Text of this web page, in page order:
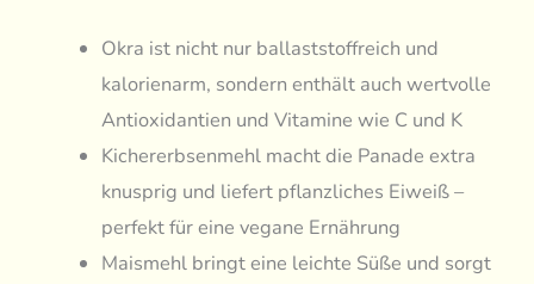
Okra ist nicht nur ballaststoffreich und
kalorienarm, sondern enthält auch wertvolle
Antioxidantien und Vitamine wie C und K
Kichererbsenmehl macht die Panade extra
knusprig und liefert pflanzliches Eiweiß –
perfekt für eine vegane Ernährung
Maismehl bringt eine leichte Süße und sorgt